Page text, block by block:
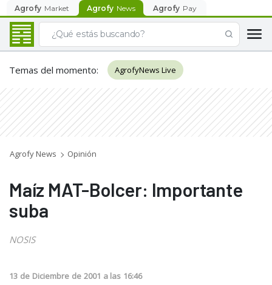
Agrofy Market Agrofy News Agrofy Pay
Temas del momento: AgrofyNews Live
Agrofy News Opinión
Maíz MAT-Bolcer: Importante
suba
NOSIS
13 de Diciembre de 2001 a las 16:46